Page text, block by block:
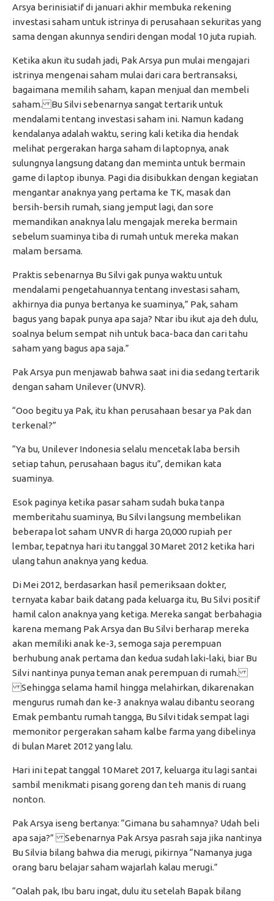
Arsya berinisiatif di januari akhir membuka rekening
investasi saham untuk istrinya di perusahaan sekuritas yang
sama dengan akunnya sendiri dengan modal 10 juta rupiah.
Ketika akun itu sudah jadi, Pak Arsya pun mulai mengajari
istrinya mengenai saham mulai dari cara bertransaksi,
bagaimana memilih saham, kapan menjual dan membeli
saham. Bu Silvi sebenarnya sangat tertarik untuk
mendalami tentang investasi saham ini. Namun kadang
kendalanya adalah waktu, sering kali ketika dia hendak
melihat pergerakan harga saham di laptopnya, anak
sulungnya langsung datang dan meminta untuk bermain
game di laptop ibunya. Pagi dia disibukkan dengan kegiatan
mengantar anaknya yang pertama ke TK, masak dan
bersih-bersih rumah, siang jemput lagi, dan sore
memandikan anaknya lalu mengajak mereka bermain
sebelum suaminya tiba di rumah untuk mereka makan
malam bersama.
Praktis sebenarnya Bu Silvi gak punya waktu untuk
mendalami pengetahuannya tentang investasi saham,
akhirnya dia punya bertanya ke suaminya,” Pak, saham
bagus yang bapak punya apa saja? Ntar ibu ikut aja deh dulu,
soalnya belum sempat nih untuk baca-baca dan cari tahu
saham yang bagus apa saja.”
Pak Arsya pun menjawab bahwa saat ini dia sedang tertarik
dengan saham Unilever (UNVR).
“Ooo begitu ya Pak, itu khan perusahaan besar ya Pak dan
terkenal?”
“Ya bu, Unilever Indonesia selalu mencetak laba bersih
setiap tahun, perusahaan bagus itu”, demikan kata
suaminya.
Esok paginya ketika pasar saham sudah buka tanpa
memberitahu suaminya, Bu Silvi langsung membelikan
beberapa lot saham UNVR di harga 20,000 rupiah per
lembar, tepatnya hari itu tanggal 30 Maret 2012 ketika hari
ulang tahun anaknya yang kedua.
Di Mei 2012, berdasarkan hasil pemeriksaan dokter,
ternyata kabar baik datang pada keluarga itu, Bu Silvi positif
hamil calon anaknya yang ketiga. Mereka sangat berbahagia
karena memang Pak Arsya dan Bu Silvi berharap mereka
akan memiliki anak ke-3, semoga saja perempuan
berhubung anak pertama dan kedua sudah laki-laki, biar Bu
Silvi nantinya punya teman anak perempuan di rumah.
Sehingga selama hamil hingga melahirkan, dikarenakan
mengurus rumah dan ke-3 anaknya walau dibantu seorang
Emak pembantu rumah tangga, Bu Silvi tidak sempat lagi
memonitor pergerakan saham kalbe farma yang dibelinya
di bulan Maret 2012 yang lalu.
Hari ini tepat tanggal 10 Maret 2017, keluarga itu lagi santai
sambil menikmati pisang goreng dan teh manis di ruang
nonton.
Pak Arsya iseng bertanya: “Gimana bu sahamnya? Udah beli
apa saja?” Sebenarnya Pak Arsya pasrah saja jika nantinya
Bu Silvia bilang bahwa dia merugi, pikirnya “Namanya juga
orang baru belajar saham wajarlah kalau merugi.”
“Oalah pak, Ibu baru ingat, dulu itu setelah Bapak bilang